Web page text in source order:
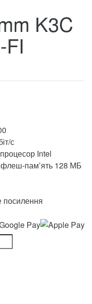
K3C
с
Intel
пам’ять 128 МБ
посилення